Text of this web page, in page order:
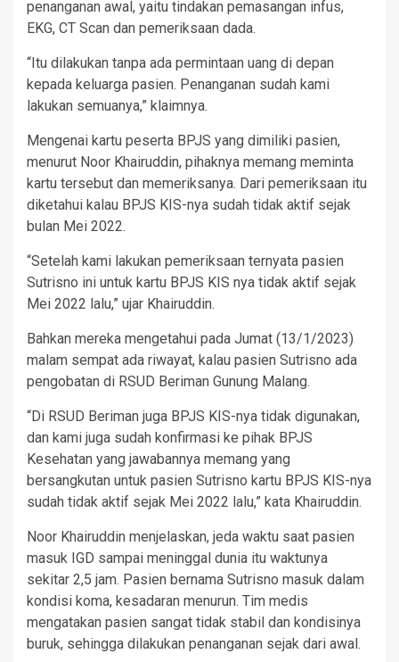
penanganan awal, yaitu tindakan pemasangan infus,
EKG, CT Scan dan pemeriksaan dada.
“Itu dilakukan tanpa ada permintaan uang di depan
kepada keluarga pasien. Penanganan sudah kami
lakukan semuanya,” klaimnya.
Mengenai kartu peserta BPJS yang dimiliki pasien,
menurut Noor Khairuddin, pihaknya memang meminta
kartu tersebut dan memeriksanya. Dari pemeriksaan itu
diketahui kalau BPJS KIS-nya sudah tidak aktif sejak
bulan Mei 2022.
“Setelah kami lakukan pemeriksaan ternyata pasien
Sutrisno ini untuk kartu BPJS KIS nya tidak aktif sejak
Mei 2022 lalu,” ujar Khairuddin.
Bahkan mereka mengetahui pada Jumat (13/1/2023)
malam sempat ada riwayat, kalau pasien Sutrisno ada
pengobatan di RSUD Beriman Gunung Malang.
“Di RSUD Beriman juga BPJS KIS-nya tidak digunakan,
dan kami juga sudah konfirmasi ke pihak BPJS
Kesehatan yang jawabannya memang yang
bersangkutan untuk pasien Sutrisno kartu BPJS KIS-nya
sudah tidak aktif sejak Mei 2022 lalu,” kata Khairuddin.
Noor Khairuddin menjelaskan, jeda waktu saat pasien
masuk IGD sampai meninggal dunia itu waktunya
sekitar 2,5 jam. Pasien bernama Sutrisno masuk dalam
kondisi koma, kesadaran menurun. Tim medis
mengatakan pasien sangat tidak stabil dan kondisinya
buruk, sehingga dilakukan penanganan sejak dari awal.